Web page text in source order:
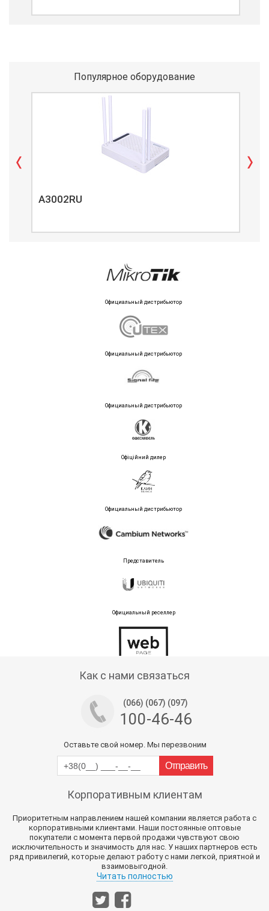
Популярное оборудование
A3002RU
Официальный дистрибьютор
Официальный дистрибьютор
Официальный дистрибьютор
Офіційний дилер
Официальный дистрибьютор
Представитель
Официальный реселлер
Как с нами связаться
(066) (067) (097)
100-46-46
Оставьте свой номер. Мы перезвоним
Корпоративным клиентам
Приоритетным направлением нашей компании является работа с
корпоративными клиентами. Наши постоянные оптовые
покупатели с момента первой продажи чувствуют свою
исключительность и значимость для нас. У наших партнеров есть
ряд привилегий, которые делают работу с нами легкой, приятной и
взаимовыгодной.
Читать полностью